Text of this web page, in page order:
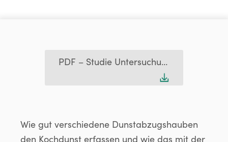
PDF – Studie Untersuchung von Dunstabzugssystemen
Wie gut verschiedene Dunstabzugshauben
den Kochdunst erfassen und wie das mit der